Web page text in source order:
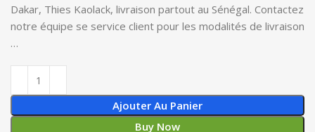
Dakar, Thies Kaolack, livraison partout au Sénégal. Contactez
notre équipe se service client pour les modalités de livraison
…
Ajouter Au Panier
Buy Now